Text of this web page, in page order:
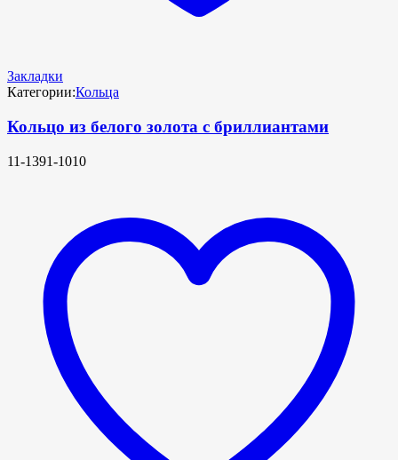
Закладки
Категории:Кольца
Кольцо из белого золота с бриллиантами
11-1391-1010